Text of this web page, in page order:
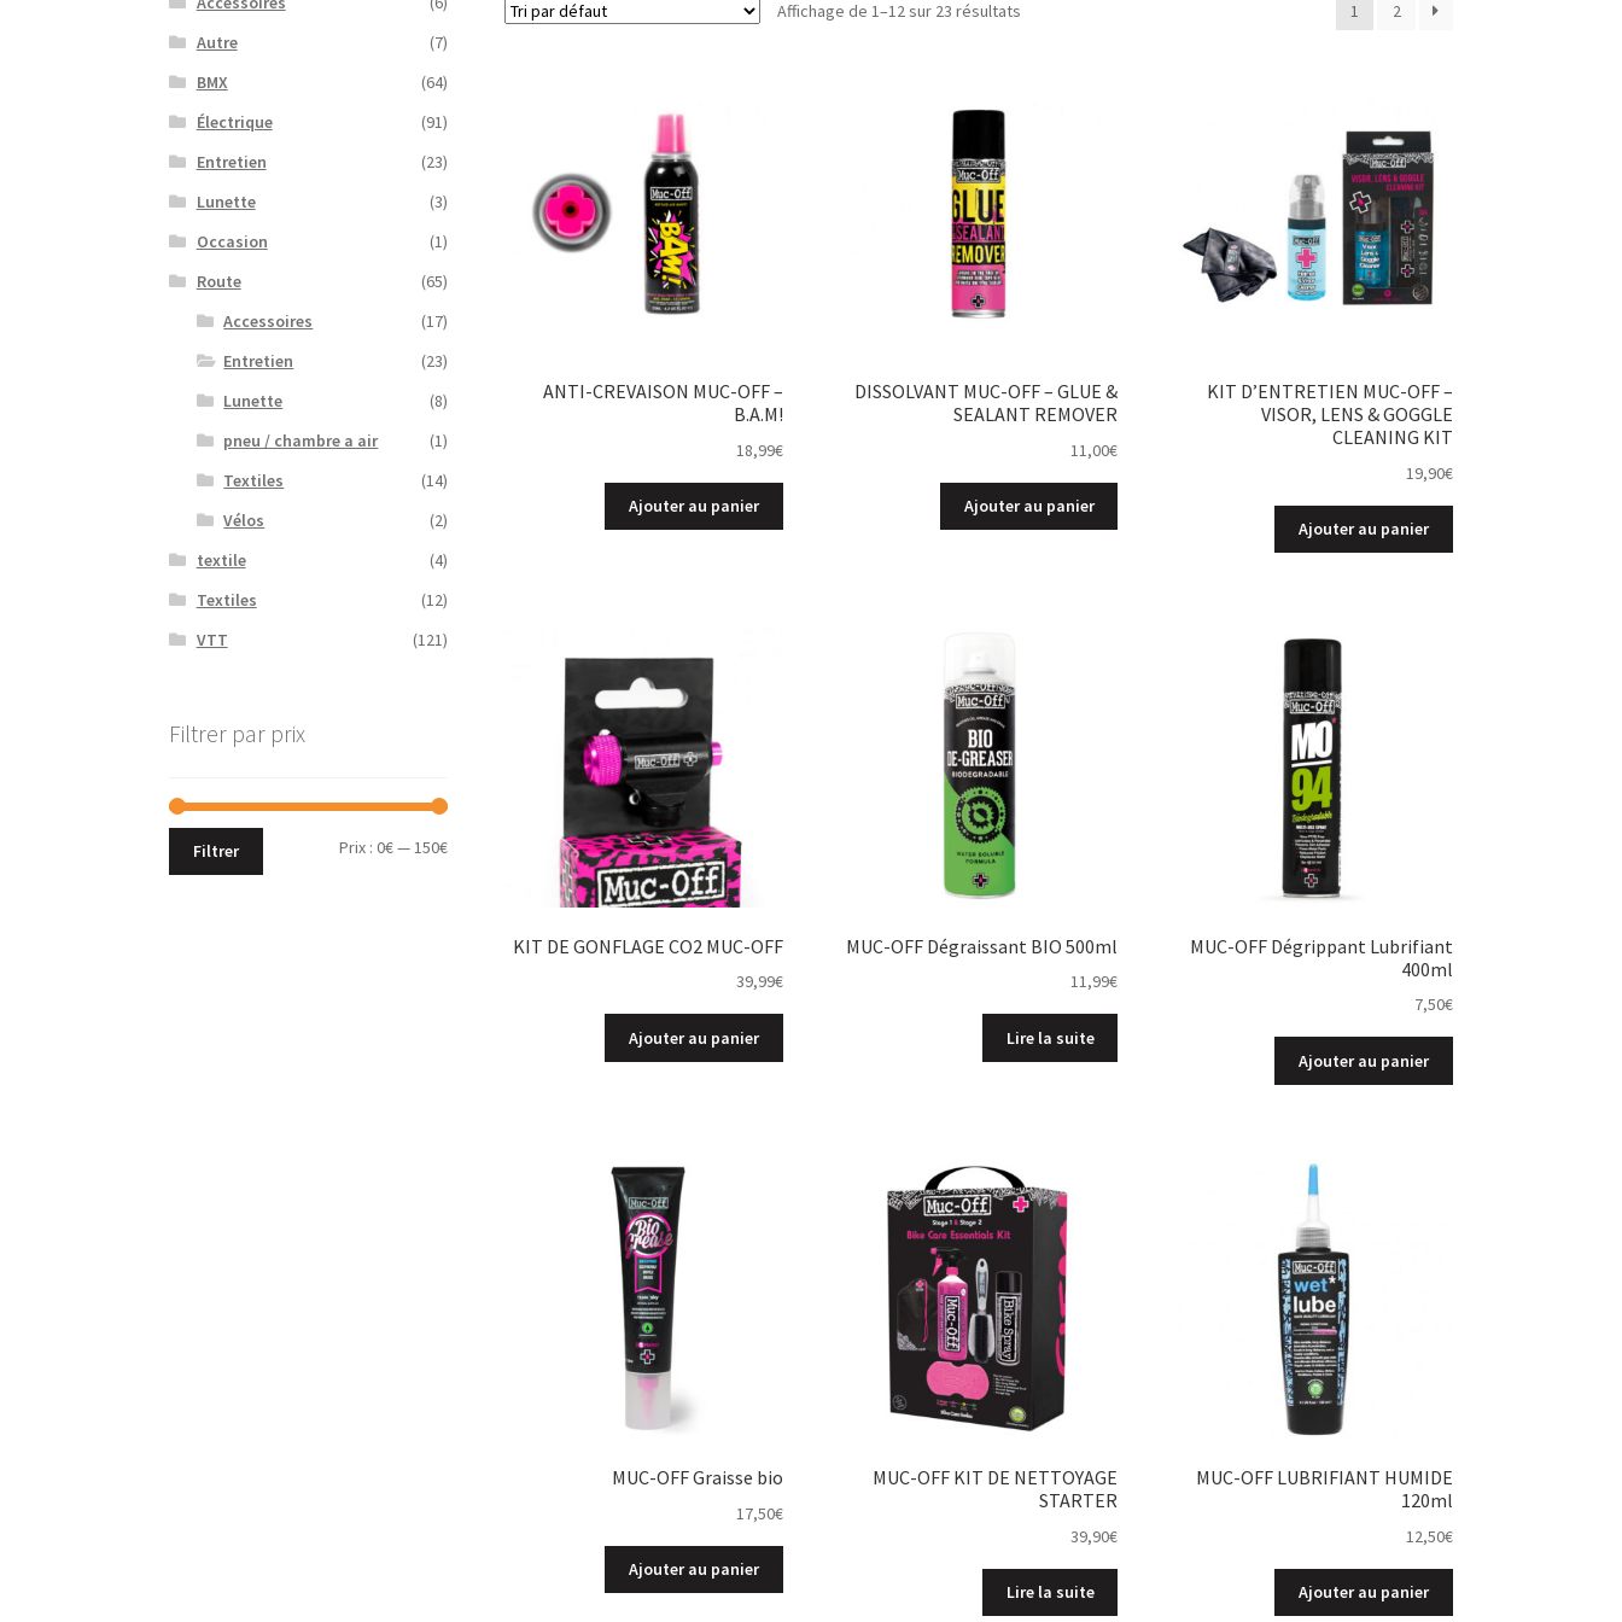
Affichage de 1–12 sur 23 résultats 1 2
ANTI-CREVAISON MUC-OFF –
B.A.M!
18,99€
Ajouter au panier
DISSOLVANT MUC-OFF – GLUE &
SEALANT REMOVER
11,00€
Ajouter au panier
KIT D’ENTRETIEN MUC-OFF –
VISOR, LENS & GOGGLE
CLEANING KIT
19,90€
Ajouter au panier
KIT DE GONFLAGE CO2 MUC-OFF
39,99€
Ajouter au panier
MUC-OFF Dégraissant BIO 500ml
11,99€
Lire la suite
MUC-OFF Dégrippant Lubrifiant
400ml
7,50€
Ajouter au panier
MUC-OFF Graisse bio
17,50€
Ajouter au panier
MUC-OFF KIT DE NETTOYAGE
STARTER
39,90€
Lire la suite
MUC-OFF LUBRIFIANT HUMIDE
120ml
12,50€
Ajouter au panier
Autre
(7)
BMX
(64)
Électrique
(91)
Entretien
(23)
Lunette
(3)
Occasion
(1)
Route
(65)
Accessoires
(17)
Entretien
(23)
Lunette
(8)
pneu / chambre a air
(1)
Textiles
(14)
Vélos
(2)
textile
(4)
Textiles
(12)
VTT
(121)
Filtrer par prix
Filtrer Prix :0€—150€